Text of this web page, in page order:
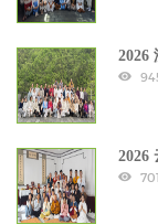
2026
2026
701